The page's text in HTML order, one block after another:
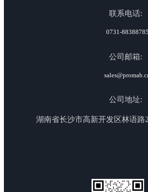
联系电话:
0731-88388785
公司邮箱:
公司地址:
湖南省长沙市高新开发区林语路